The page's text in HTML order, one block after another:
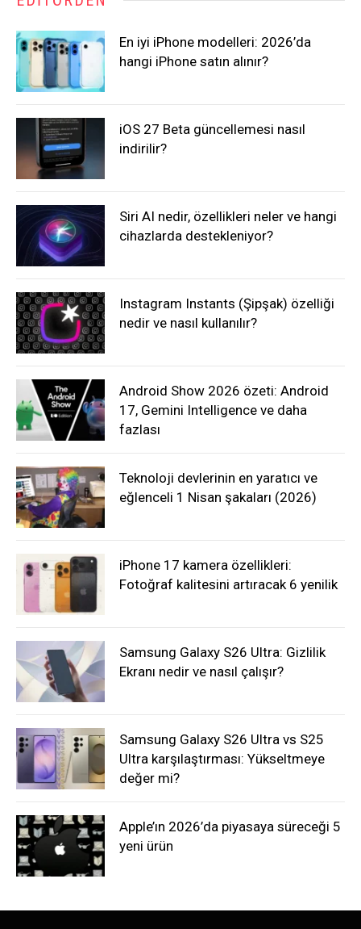
En iyi iPhone modelleri: 2026’da
hangi iPhone satın alınır?
iOS 27 Beta güncellemesi nasıl
indirilir?
Siri AI nedir, özellikleri neler ve hangi
cihazlarda destekleniyor?
Instagram Instants (Şipşak) özelliği
nedir ve nasıl kullanılır?
Android Show 2026 özeti: Android
17, Gemini Intelligence ve daha
fazlası
Teknoloji devlerinin en yaratıcı ve
eğlenceli 1 Nisan şakaları (2026)
iPhone 17 kamera özellikleri:
Fotoğraf kalitesini artıracak 6 yenilik
Samsung Galaxy S26 Ultra: Gizlilik
Ekranı nedir ve nasıl çalışır?
Samsung Galaxy S26 Ultra vs S25
Ultra karşılaştırması: Yükseltmeye
değer mi?
Apple’ın 2026’da piyasaya süreceği 5
yeni ürün